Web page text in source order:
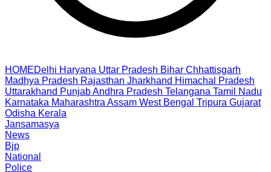
HOMEDelhi Haryana Uttar Pradesh Bihar Chhattisgarh
Madhya Pradesh Rajasthan Jharkhand Himachal Pradesh
Uttarakhand PunjabAndhra Pradesh Telangana Tamil Nadu
Karnataka Maharashtra Assam West Bengal Tripura Gujarat
Odisha Kerala
Jansamasya
News
Bjp
National
Police